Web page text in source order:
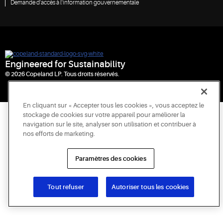
Demande d'accès à l'information gouvernementale
Engineered for Sustainability
© 2026 Copeland LP. Tous droits réservés.
En cliquant sur « Accepter tous les cookies », vous acceptez le
stockage de cookies sur votre appareil pour améliorer la
navigation sur le site, analyser son utilisation et contribuer à
nos efforts de marketing.
Paramètres des cookies
Tout refuser Autoriser tous les cookies